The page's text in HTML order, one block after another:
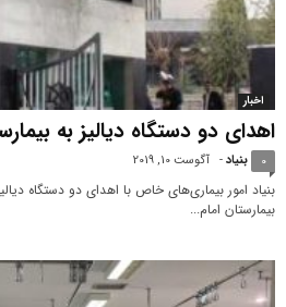
اخبار
اهدای دو دستگاه دیالیز به
بنیاد- آگوست 10, 2019 0
بنیاد امور بیماری‌های خاص با اهدای دو دستگاه
بیمارستان امام...